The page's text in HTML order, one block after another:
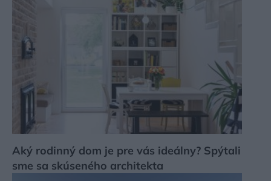
Aký rodinný dom je pre vás ideálny? Spýtali
sme sa skúseného architekta